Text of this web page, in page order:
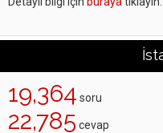
19,364 soru
22,785 cevap